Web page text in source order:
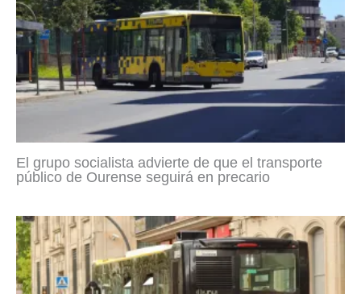
El grupo socialista advierte de que el transporte
público de Ourense seguirá en precario